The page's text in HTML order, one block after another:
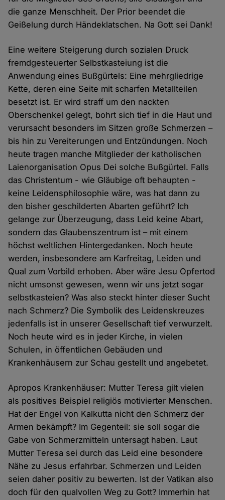
die ganze Menschheit. Der Prior beendet die
Geißelung durch Händeklatschen. Na Gott sei Dank!
Eine weitere Steigerung durch sozialen Druck
fremdgesteuerter Selbstkasteiung ist die
Anwendung eines Bußgürtels: Eine mehrgliedrige
Kette, deren eine Seite mit scharfen Metallteilen
besetzt ist. Er wird straff um den nackten
Oberschenkel gelegt, bohrt sich tief in die Haut und
verursacht besonders im Sitzen große Schmerzen –
bis hin zu Vereiterungen und Entzündungen. Noch
heute tragen manche Mitglieder der katholischen
Laienorganisation Opus Dei solche Bußgürtel. Falls
das Christentum - wie Gläubige oft behaupten -
keine Leidensphilosophie wäre, was hat dann zu
den bisher geschilderten Abarten geführt? Ich
gelange zur Überzeugung, dass Leid keine Abart,
sondern das Glaubenszentrum ist – mit einem
höchst weltlichen Hintergedanken. Noch heute
werden, insbesondere am Karfreitag, Leiden und
Qual zum Vorbild erhoben. Aber wäre Jesu Opfertod
nicht umsonst gewesen, wenn wir uns jetzt sogar
selbstkasteien? Was also steckt hinter dieser Sucht
nach Schmerz? Die Symbolik des Leidenskreuzes
jedenfalls ist in unserer Gesellschaft tief verwurzelt.
Noch heute wird es in jeder Kirche, in vielen
Schulen, in öffentlichen Gebäuden und
Krankenhäusern zur Schau gestellt und angebetet.
Apropos Krankenhäuser: Mutter Teresa gilt vielen
als positives Beispiel religiös motivierter Menschen.
Hat der Engel von Kalkutta nicht den Schmerz der
Armen bekämpft? Im Gegenteil: sie soll sogar die
Gabe von Schmerzmitteln untersagt haben. Laut
Mutter Teresa sei durch das Leid eine besondere
Nähe zu Jesus erfahrbar. Schmerzen und Leiden
seien daher positiv zu bewerten. Ist der Vatikan also
doch für den qualvollen Weg zu Gott? Immerhin hat